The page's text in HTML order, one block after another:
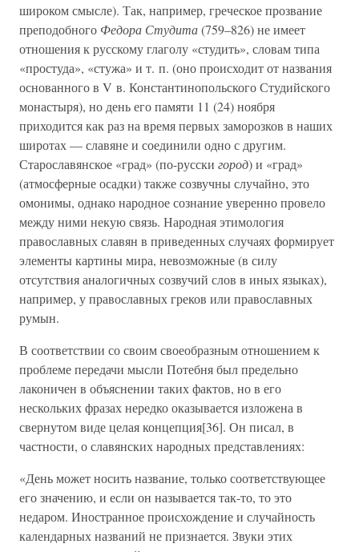
широком смысле). Так, например, греческое прозвание
преподобного Федора Студита(759–826) не имеет
отношения к русскому глаголу «студить», словам типа
«простуда», «стужа» и т. п. (оно происходит от названия
основанного в V в. Константинопольского Студийского
монастыря), но день его памяти 11 (24) ноября
приходится как раз на время первых заморозков в наших
широтах — славяне и соединили одно с другим.
Старославянское «град» (по-русски город) и «град»
(атмосферные осадки) также созвучны случайно, это
омонимы, однако народное сознание уверенно провело
между ними некую связь. Народная этимология
православных славян в приведенных случаях формирует
элементы картины мира, невозможные (в силу
отсутствия аналогичных созвучий слов в иных языках),
например, у православных греков или православных
румын.
В соответствии со своим своеобразным отношением к
проблеме передачи мысли Потебня был предельно
лаконичен в объяснении таких фактов, но в его
нескольких фразах нередко оказывается изложена в
свернутом виде целая концепция[36]. Он писал, в
частности, о славянских народных представлениях:
«День может носить название, только соответствующее
его значению, и если он называется так-то, то это
недаром. Иностранное происхождение и случайность
календарных названий не признается. Звуки этих